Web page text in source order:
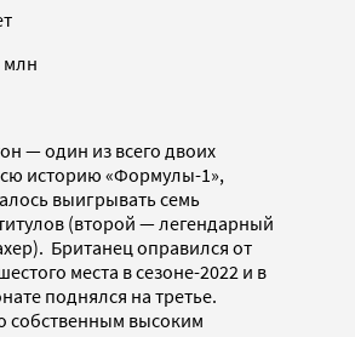
млн
— один из всего двоих
историю «Формулы-1»,
выигрывать семь
(второй — легендарный
Британец оправился от
места в сезоне-2022 и в
поднялся на третье.
собственным высоким